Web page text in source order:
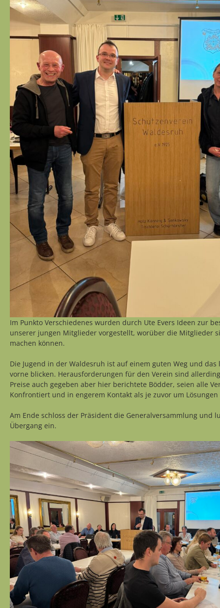
Im Punkto Verschiedenes wurden durch Ute Evers Ideen zur
unserer jungen Mitglieder vorgestellt, worüber die Mitglieder
machen können.
Die Jugend in der Waldesruh ist auf einem guten Weg und
vorne blicken. Herausforderungen für den Verein sind
Preise auch gegeben aber hier berichtete Bödder, seien alle
Konfrontiert und in engerem Kontakt als je zuvor um
Am Ende schloss der Präsident die Generalversammlung und
Übergang ein.